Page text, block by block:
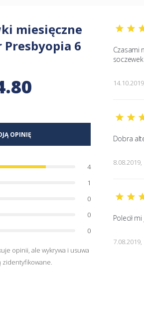
miesięczne
6
OPINIĘ
4
1
0
0
0
opinii, ale wykrywa i usuwa
zidentyfikowane.
Czasami
soczewek
Dobra
8.08.2019,
Polecił
7.08.2019,